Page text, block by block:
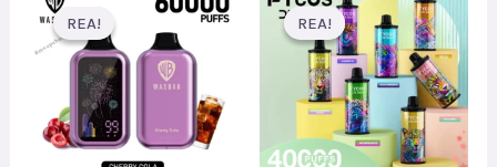
REA!
REA! REA!
REA!